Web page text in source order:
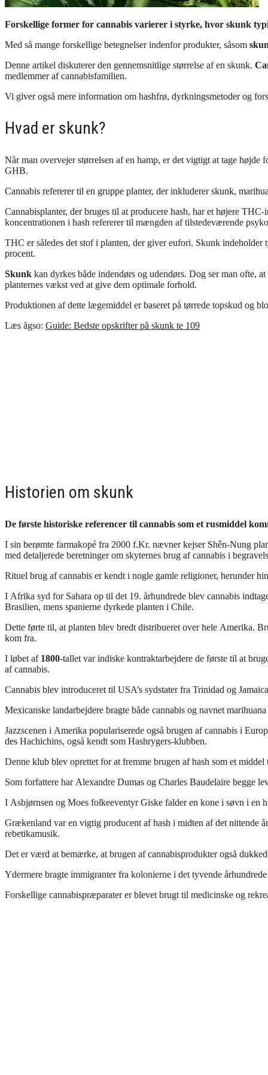
Forskellige former for cannabis varierer i styrke, hvor skunk
Med så mange forskellige betegnelser indenfor produkter, såsom
Denne artikel diskuterer den gennemsnitlige størrelse af en skunk.
medlemmer af cannabisfamilien.
Vi giver også mere information om hashfrø, dyrkningsmetoder og
Hvad er skunk?
Når man overvejer størrelsen af en hamp, er det vigtigt at tage
GHB.
Cannabis refererer til en gruppe planter, der inkluderer skunk,
Cannabisplanter, der bruges til at producere hash, har et højere
koncentrationen i hash refererer til mængden af tilstedeværende
THC er således det stof i planten, der giver eufori. Skunk
procent.
Skunk kan dyrkes både indendørs og udendørs. Dog ser man ofte,
planternes vækst ved at give dem optimale forhold.
Produktionen af dette lægemiddel er baseret på tørrede topskud og
Læs ågso: Guide: Bedste opskrifter på skunk te 109
Historien om skunk
De første historiske referencer til cannabis som et rusmiddel
I sin berømte farmakopé fra 2000 f.Kr. nævner kejser Shên-Nung
med detaljerede beretninger om skyternes brug af cannabis i
Rituel brug af cannabis er kendt i nogle gamle religioner, herunder
I Afrika syd for Sahara op til det 19. århundrede blev cannabis
Brasilien, mens spanierne dyrkede planten i Chile.
Dette førte til, at planten blev bredt distribueret over hele Amerika.
kom fra.
I løbet af 1800-tallet var indiske kontraktarbejdere de første til at
af cannabis.
Cannabis blev introduceret til USA’s sydstater fra Trinidad og
Mexicanske landarbejdere bragte både cannabis og navnet
Jazzscenen i Amerika populariserede også brugen af cannabis i
des Hachichins, også kendt som Hashrygers-klubben.
Denne klub blev oprettet for at fremme brugen af hash som et
Som forfattere har Alexandre Dumas og Charles Baudelaire begge
I Asbjørnsen og Moes folkeeventyr Giske falder en kone i søvn i en
Grækenland var en vigtig producent af hash i midten af det nittende
rebetikamusik.
Det er værd at bemærke, at brugen af cannabisprodukter også
Ydermere bragte immigranter fra kolonierne i det tyvende
Forskellige cannabispræparater er blevet brugt til medicinske og